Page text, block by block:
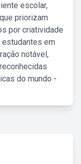
escolar,
priorizam
por criatividade
em
notável,
do mundo -